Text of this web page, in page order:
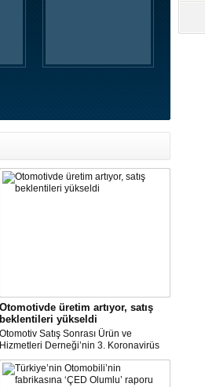
Otomotivde üretim artıyor, satış
beklentileri yükseldi
Otomotiv Satış Sonrası Ürün ve
Hizmetleri Derneği’nin 3. Koronavirüs
Etki Araştırması’na göre; üretime devam
eden şirketlerin oranı yükselişe geçti.
Ara veren şirketler ise bu ay